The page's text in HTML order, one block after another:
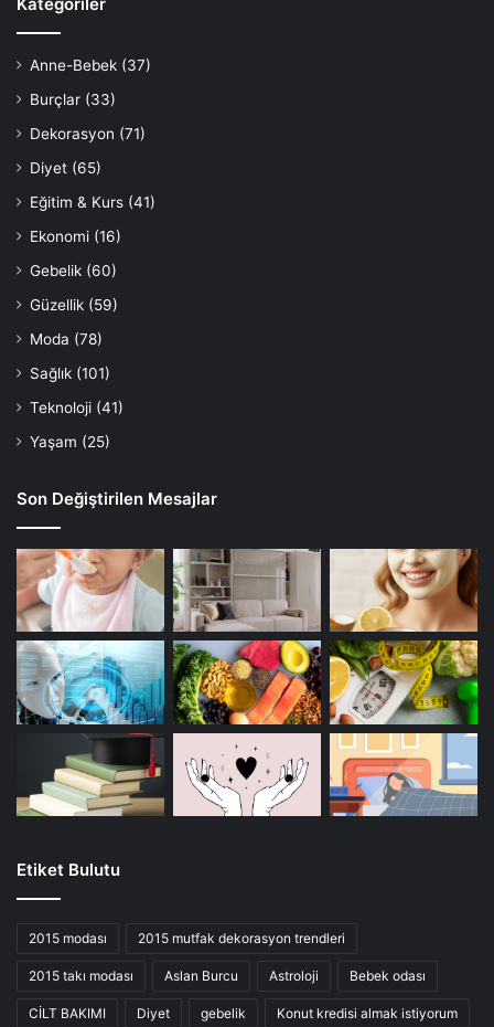
Anne-Bebek (37)
Burçlar (33)
Dekorasyon (71)
Diyet (65)
Eğitim & Kurs (41)
Ekonomi (16)
Gebelik (60)
Güzellik (59)
Moda (78)
Sağlık (101)
Teknoloji (41)
Yaşam (25)
Son Değiştirilen Mesajlar
Etiket Bulutu
2015 modası 2015 mutfak dekorasyon trendleri
2015 takı modası Aslan Burcu Astroloji Bebek odası
CİLT BAKIMI Diyet gebelik Konut kredisi almak istiyorum